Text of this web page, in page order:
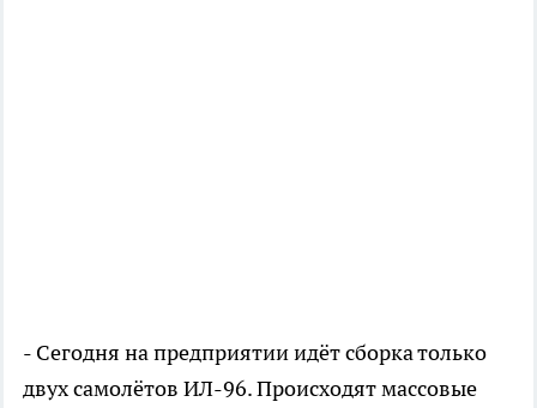
- Сегодня на предприятии идёт сборка только
двух самолётов ИЛ-96. Происходят массовые